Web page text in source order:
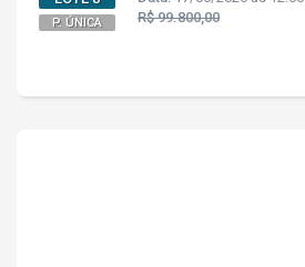
P. ÚNICA
R$ 99.800,00